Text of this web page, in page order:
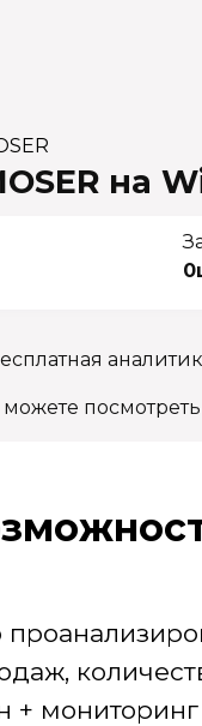
на
мониторинг